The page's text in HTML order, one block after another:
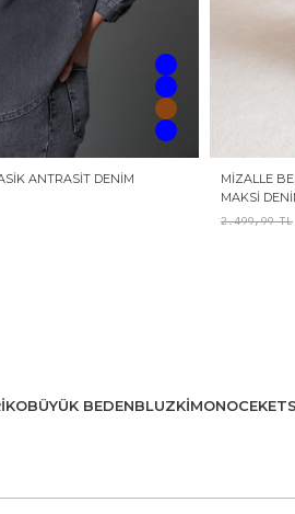
ANTRASIT DENIM
MIZALLE
MAKSI
2.499,99TL
BÜYÜK BEDENBLUZKIMONOCEKET